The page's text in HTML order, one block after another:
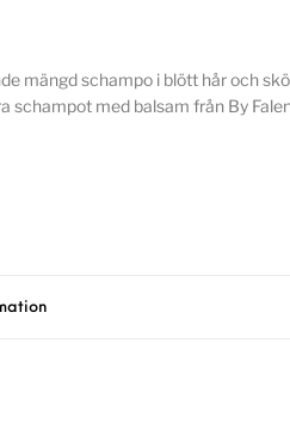
mängd schampo i blött hår och
schampot med balsam från By